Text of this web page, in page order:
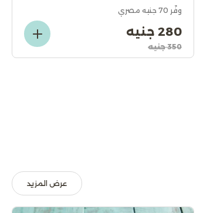
وفّر 70 جنيه مصري
280 جنيه
350 جنيه
عرض المزيد